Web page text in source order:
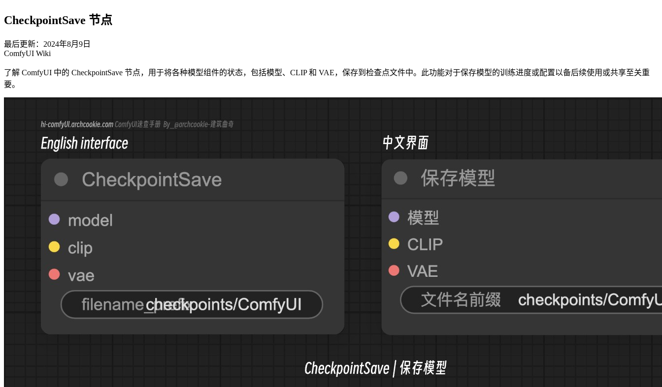
CheckpointSave 节点
最后更新：2024年8月9日
ComfyUI Wiki
了解 ComfyUI 中的 CheckpointSave 节点，用于将各种模型组件的状态，包括模型、CLIP 和 VAE，保存到检查点文件中。此功能对于保存模型的训练进度或配置以备后续使用或共享至关重
要。